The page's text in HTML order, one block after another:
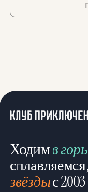
Ходимв
звёздыс